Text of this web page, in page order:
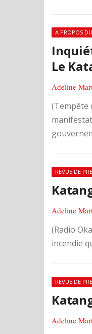
A PROPOS DU
Le
Adeline
(Tempête
REVUE DE
Adeline
(Radio
incendie
REVUE DE
Adeline